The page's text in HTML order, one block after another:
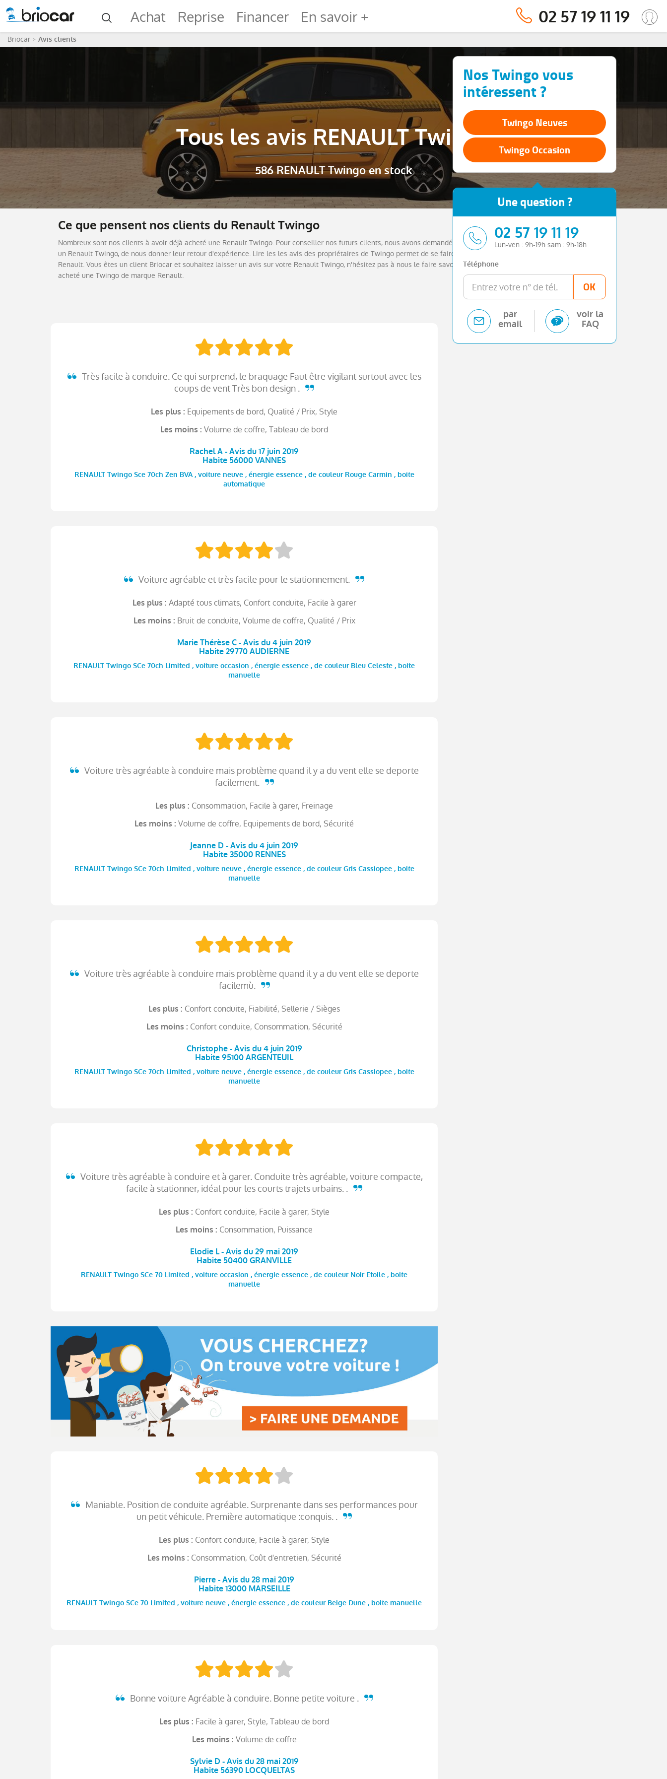
Achat Reprise Financer En savoir + 02 57 19 11 19
Briocar Avis clients
Tous les avis RENAULT Twingo
586 RENAULT Twingo en stock
Ce que pensent nos clients du Renault Twingo
Nombreux sont nos clients à avoir déjà acheté une Renault Twingo. Pour conseiller nos futurs clients, nous avons demandé à nos clients ayant acheté chez Briocar
un Renault Twingo, de nous donner leur retour d'expérience. Lire les les avis des propriétaires de Twingo permet de se faire une idée précise des qualités de véhicule
Renault. Vous êtes un client Briocar et souhaitez laisser un avis sur votre Renault Twingo, n'hésitez pas à nous le faire savoir. Découvrez les 430 avis de nos clients ayant
acheté une Twingo de marque Renault.
Nos Twingo vous
intéressent ?
Twingo Neuves
Twingo Occasion
Une question ?
02 57 19 11 19
Lun-ven : 9h-19h sam : 9h-18h
Téléphone
OK
par
email
voir la
FAQ
Très facile à conduire. Ce qui surprend, le braquage Faut être vigilant surtout avec les
coups de vent Très bon design .
Les plus : Equipements de bord, Qualité / Prix, Style
Les moins : Volume de coffre, Tableau de bord
Rachel A - Avis du 17 juin 2019
Habite 56000 VANNES
RENAULT Twingo Sce 70ch Zen BVA , voiture neuve , énergie essence , de couleur Rouge Carmin , boite
automatique
Voiture agréable et très facile pour le stationnement.
Les plus : Adapté tous climats, Confort conduite, Facile à garer
Les moins : Bruit de conduite, Volume de coffre, Qualité / Prix
Marie Thérèse C - Avis du 4 juin 2019
Habite 29770 AUDIERNE
RENAULT Twingo SCe 70ch Limited , voiture occasion , énergie essence , de couleur Bleu Celeste , boite
manuelle
Voiture très agréable à conduire mais problème quand il y a du vent elle se deporte
facilement.
Les plus : Consommation, Facile à garer, Freinage
Les moins : Volume de coffre, Equipements de bord, Sécurité
Jeanne D - Avis du 4 juin 2019
Habite 35000 RENNES
RENAULT Twingo SCe 70ch Limited , voiture neuve , énergie essence , de couleur Gris Cassiopee , boite
manuelle
Voiture très agréable à conduire mais problème quand il y a du vent elle se deporte
facilemù.
Les plus : Confort conduite, Fiabilité, Sellerie / Sièges
Les moins : Confort conduite, Consommation, Sécurité
Christophe - Avis du 4 juin 2019
Habite 95100 ARGENTEUIL
RENAULT Twingo SCe 70ch Limited , voiture neuve , énergie essence , de couleur Gris Cassiopee , boite
manuelle
Voiture très agréable à conduire et à garer. Conduite très agréable, voiture compacte,
facile à stationner, idéal pour les courts trajets urbains. .
Les plus : Confort conduite, Facile à garer, Style
Les moins : Consommation, Puissance
Elodie L - Avis du 29 mai 2019
Habite 50400 GRANVILLE
RENAULT Twingo SCe 70 Limited , voiture occasion , énergie essence , de couleur Noir Etoile , boite
manuelle
Maniable. Position de conduite agréable. Surprenante dans ses performances pour
un petit véhicule. Première automatique :conquis. .
Les plus : Confort conduite, Facile à garer, Style
Les moins : Consommation, Coût d'entretien, Sécurité
Pierre - Avis du 28 mai 2019
Habite 13000 MARSEILLE
RENAULT Twingo SCe 70 Limited , voiture neuve , énergie essence , de couleur Beige Dune , boite manuelle
Bonne voiture Agréable à conduire. Bonne petite voiture .
Les plus : Facile à garer, Style, Tableau de bord
Les moins : Volume de coffre
Sylvie D - Avis du 28 mai 2019
Habite 56390 LOCQUELTAS